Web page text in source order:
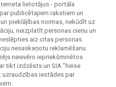
lietotājus - portāla
publicētajiem rakstiem un
pieklājības normas, nekūdīt uz
neizplatīt personas cieņu un
aiz citas personas
nesaskaņotu reklamēšanu.
neievēro iepriekšminētos
tikt izdzēsts un SIA "heise
iestādes par